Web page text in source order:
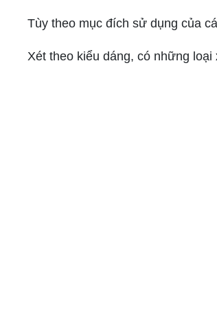
Tùy theo mục đích sử dụng của
Xét theo kiểu dáng, có những loại